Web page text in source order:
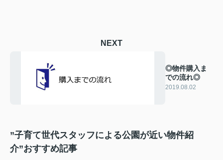
NEXT
◎物件購入ま
での流れ◎
2019.08.02
”子育て世代スタッフによる公園が近い物件紹
介”おすすめ記事